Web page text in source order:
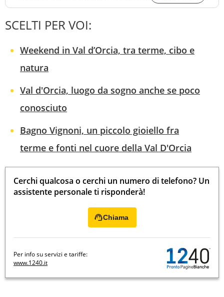
SCELTI PER VOI:
Weekend in Val d’Orcia, tra terme, cibo e
natura
Val d'Orcia, luogo da sogno anche se poco
conosciuto
Bagno Vignoni, un piccolo gioiello fra
terme e fonti nel cuore della Val D'Orcia
Cerchi qualcosa o cerchi un numero di telefono? Un
assistente personale ti risponderà!
Chiama
Per info su servizi e tariffe:
www.1240.it